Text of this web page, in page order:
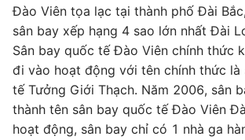
Đào Viên tọa lạc tại thành phố Đài
sân bay xếp hạng 4 sao lớn nhất Đài
Sân bay quốc tế Đào Viên chính thức
đi vào hoạt động với tên chính thức là
tế Tưởng Giới Thạch. Năm 2006, sân
thành tên sân bay quốc tế Đào Viên
hoạt động, sân bay chỉ có 1 nhà ga